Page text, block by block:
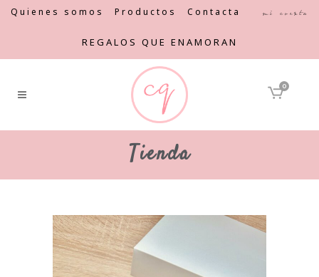
Quienes somos Productos Contacta Mi cuenta
REGALOS QUE ENAMORAN
0
Tienda